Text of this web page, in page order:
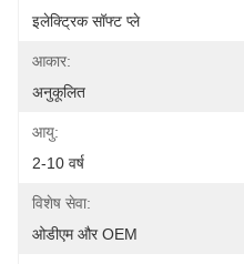
इलेक्ट्रिक सॉफ्ट प्ले
आकार:
अनुकूलित
आयु:
2-10 वर्ष
विशेष सेवा:
ओडीएम और OEM